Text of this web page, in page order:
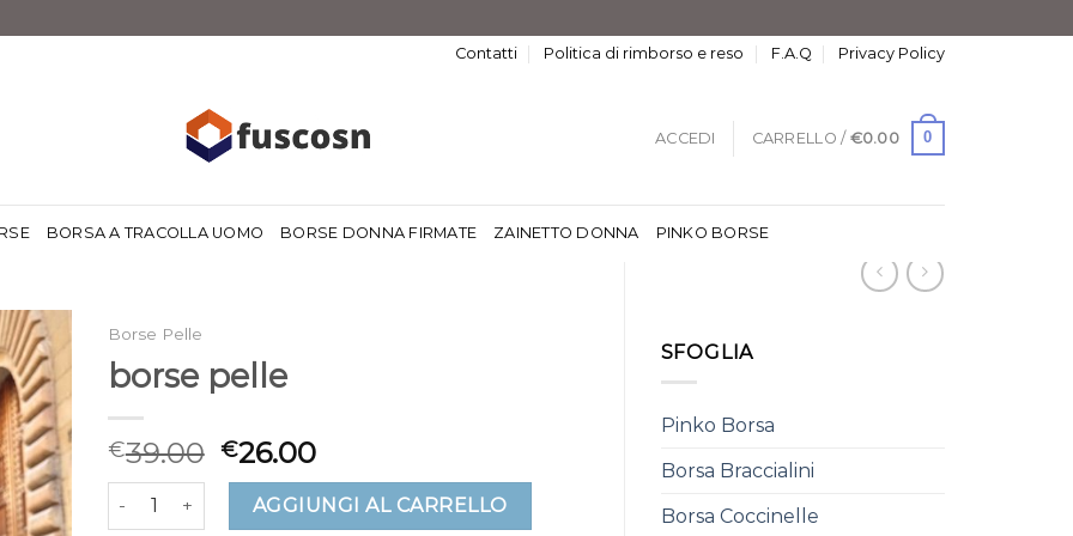
Contatti Politica di rimborso e reso F.A.Q Privacy Policy
ACCEDI CARRELLO / €0.00 0
BORSA A TRACOLLA UOMO BORSE DONNA FIRMATE ZAINETTO DONNA PINKO BORSE
SFOGLIA
Pinko Borsa
Borsa Braccialini
Borsa Coccinelle
Borse Pelle
borse pelle
€39.00 €26.00
borse pelle quantitàAGGIUNGI AL CARRELLO